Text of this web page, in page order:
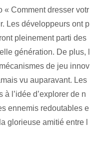
« Comment dresser votr
Les développeurs ont p
pleinement parti des
génération. De plus, l
de jeu innov
vu auparavant. Les
l’idée d’explorer de n
ennemis redoutables e
glorieuse amitié entre l